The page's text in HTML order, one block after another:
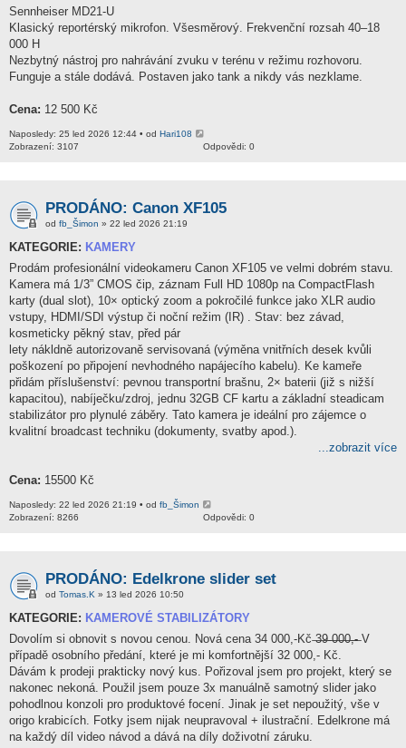
Sennheiser MD21-U
Klasický reportérský mikrofon. Všesměrový. Frekvenční rozsah 40–18
000 H
Nezbytný nástroj pro nahrávání zvuku v terénu v režimu rozhovoru.
Funguje a stále dodává. Postaven jako tank a nikdy vás nezklame.
Cena: 12 500 Kč
Naposledy: 25 led 2026 12:44 • od Hari108
Odpovědi: 0
Zobrazení: 3107
PRODÁNO: Canon XF105
od fb_Šimon » 22 led 2026 21:19
KATEGORIE: KAMERY
Prodám profesionální videokameru Canon XF105 ve velmi dobrém stavu.
Kamera má 1/3” CMOS čip, záznam Full HD 1080p na CompactFlash
karty (dual slot), 10× optický zoom a pokročilé funkce jako XLR audio
vstupy, HDMI/SDI výstup či noční režim (IR) . Stav: bez závad,
kosmeticky pěkný stav, před pár
lety nákldně autorizovaně servisovaná (výměna vnitřních desek kvůli
poškození po připojení nevhodného napájecího kabelu). Ke kameře
přidám příslušenství: pevnou transportní brašnu, 2× baterii (již s nižší
kapacitou), nabíječku/zdroj, jednu 32GB CF kartu a základní steadicam
stabilizátor pro plynulé záběry. Tato kamera je ideální pro zájemce o
kvalitní broadcast techniku (dokumenty, svatby apod.).
...zobrazit více
Cena: 15500 Kč
Naposledy: 22 led 2026 21:19 • od fb_Šimon
Odpovědi: 0
Zobrazení: 8266
PRODÁNO: Edelkrone slider set
od Tomas.K » 13 led 2026 10:50
KATEGORIE: KAMEROVÉ STABILIZÁTORY
Dovolím si obnovit s novou cenou. Nová cena 34 000,-Kč ̶3̶9̶ ̶0̶0̶0̶,̶-̶ V
případě osobního předání, které je mi komfortnější 32 000,- Kč.
Dávám k prodeji prakticky nový kus. Pořizoval jsem pro projekt, který se
nakonec nekoná. Použil jsem pouze 3x manuálně samotný slider jako
pohodlnou konzoli pro produktové focení. Jinak je set nepoužitý, vše v
origo krabicích. Fotky jsem nijak neupravoval + ilustrační. Edelkrone má
na každý díl video návod a dává na díly doživotní záruku.